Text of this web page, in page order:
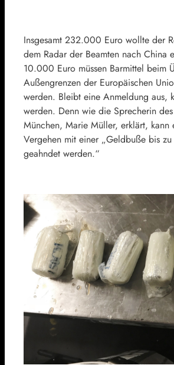
Insgesamt 232.000 Euro wollte der
dem Radar der Beamten nach China
10.000 Euro müssen Barmittel beim
Außengrenzen der Europäischen
werden. Bleibt eine Anmeldung aus,
werden. Denn wie die Sprecherin
München, Marie Müller, erklärt, kann
Vergehen mit einer „Geldbuße bis
geahndet werden.“